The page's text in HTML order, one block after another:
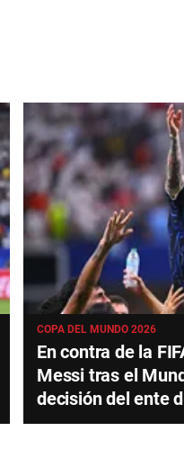
COPA DEL MUNDO 2026
En contra de la
Messi tras el
decisión del ente